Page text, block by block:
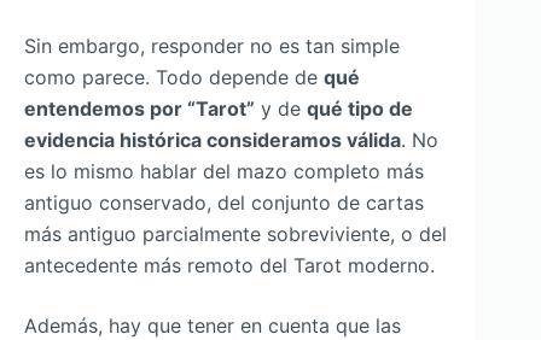
Sin embargo, responder no es tan simple
como parece. Todo depende de qué
entendemos por “Tarot” y de qué tipo de
evidencia histórica consideramos válida. No
es lo mismo hablar del mazo completo más
antiguo conservado, del conjunto de cartas
más antiguo parcialmente sobreviviente, o del
antecedente más remoto del Tarot moderno.
Además, hay que tener en cuenta que las